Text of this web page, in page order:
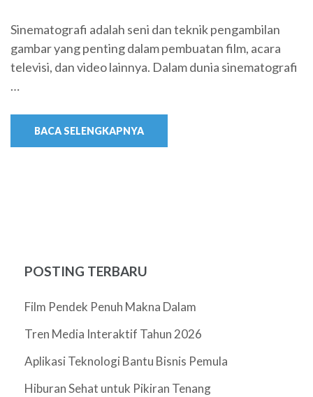
Sinematografi adalah seni dan teknik pengambilan
gambar yang penting dalam pembuatan film, acara
televisi, dan video lainnya. Dalam dunia sinematografi
…
BACA SELENGKAPNYA
POSTING TERBARU
Film Pendek Penuh Makna Dalam
Tren Media Interaktif Tahun 2026
Aplikasi Teknologi Bantu Bisnis Pemula
Hiburan Sehat untuk Pikiran Tenang